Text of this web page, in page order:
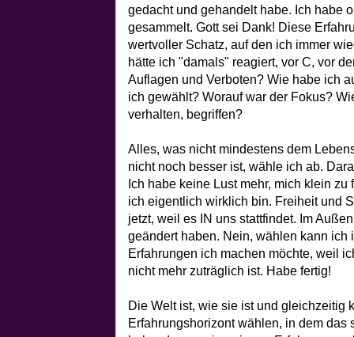
gedacht und gehandelt habe. Ich habe
gesammelt. Gott sei Dank! Diese
wertvoller Schatz, auf den ich immer
hätte ich "damals" reagiert, vor C, vor
Auflagen und Verboten? Wie habe ich
ich gewählt? Worauf war der Fokus?
verhalten, begriffen?
Alles, was nicht mindestens dem
nicht noch besser ist, wähle ich ab.
Ich habe keine Lust mehr, mich klein
ich eigentlich wirklich bin. Freiheit und
jetzt, weil es IN uns stattfindet. Im
geändert haben. Nein, wählen kann ich
Erfahrungen ich machen möchte, weil
nicht mehr zuträglich ist. Habe fertig!
Die Welt ist, wie sie ist und gleichzeitig
Erfahrungshorizont wählen, in dem das